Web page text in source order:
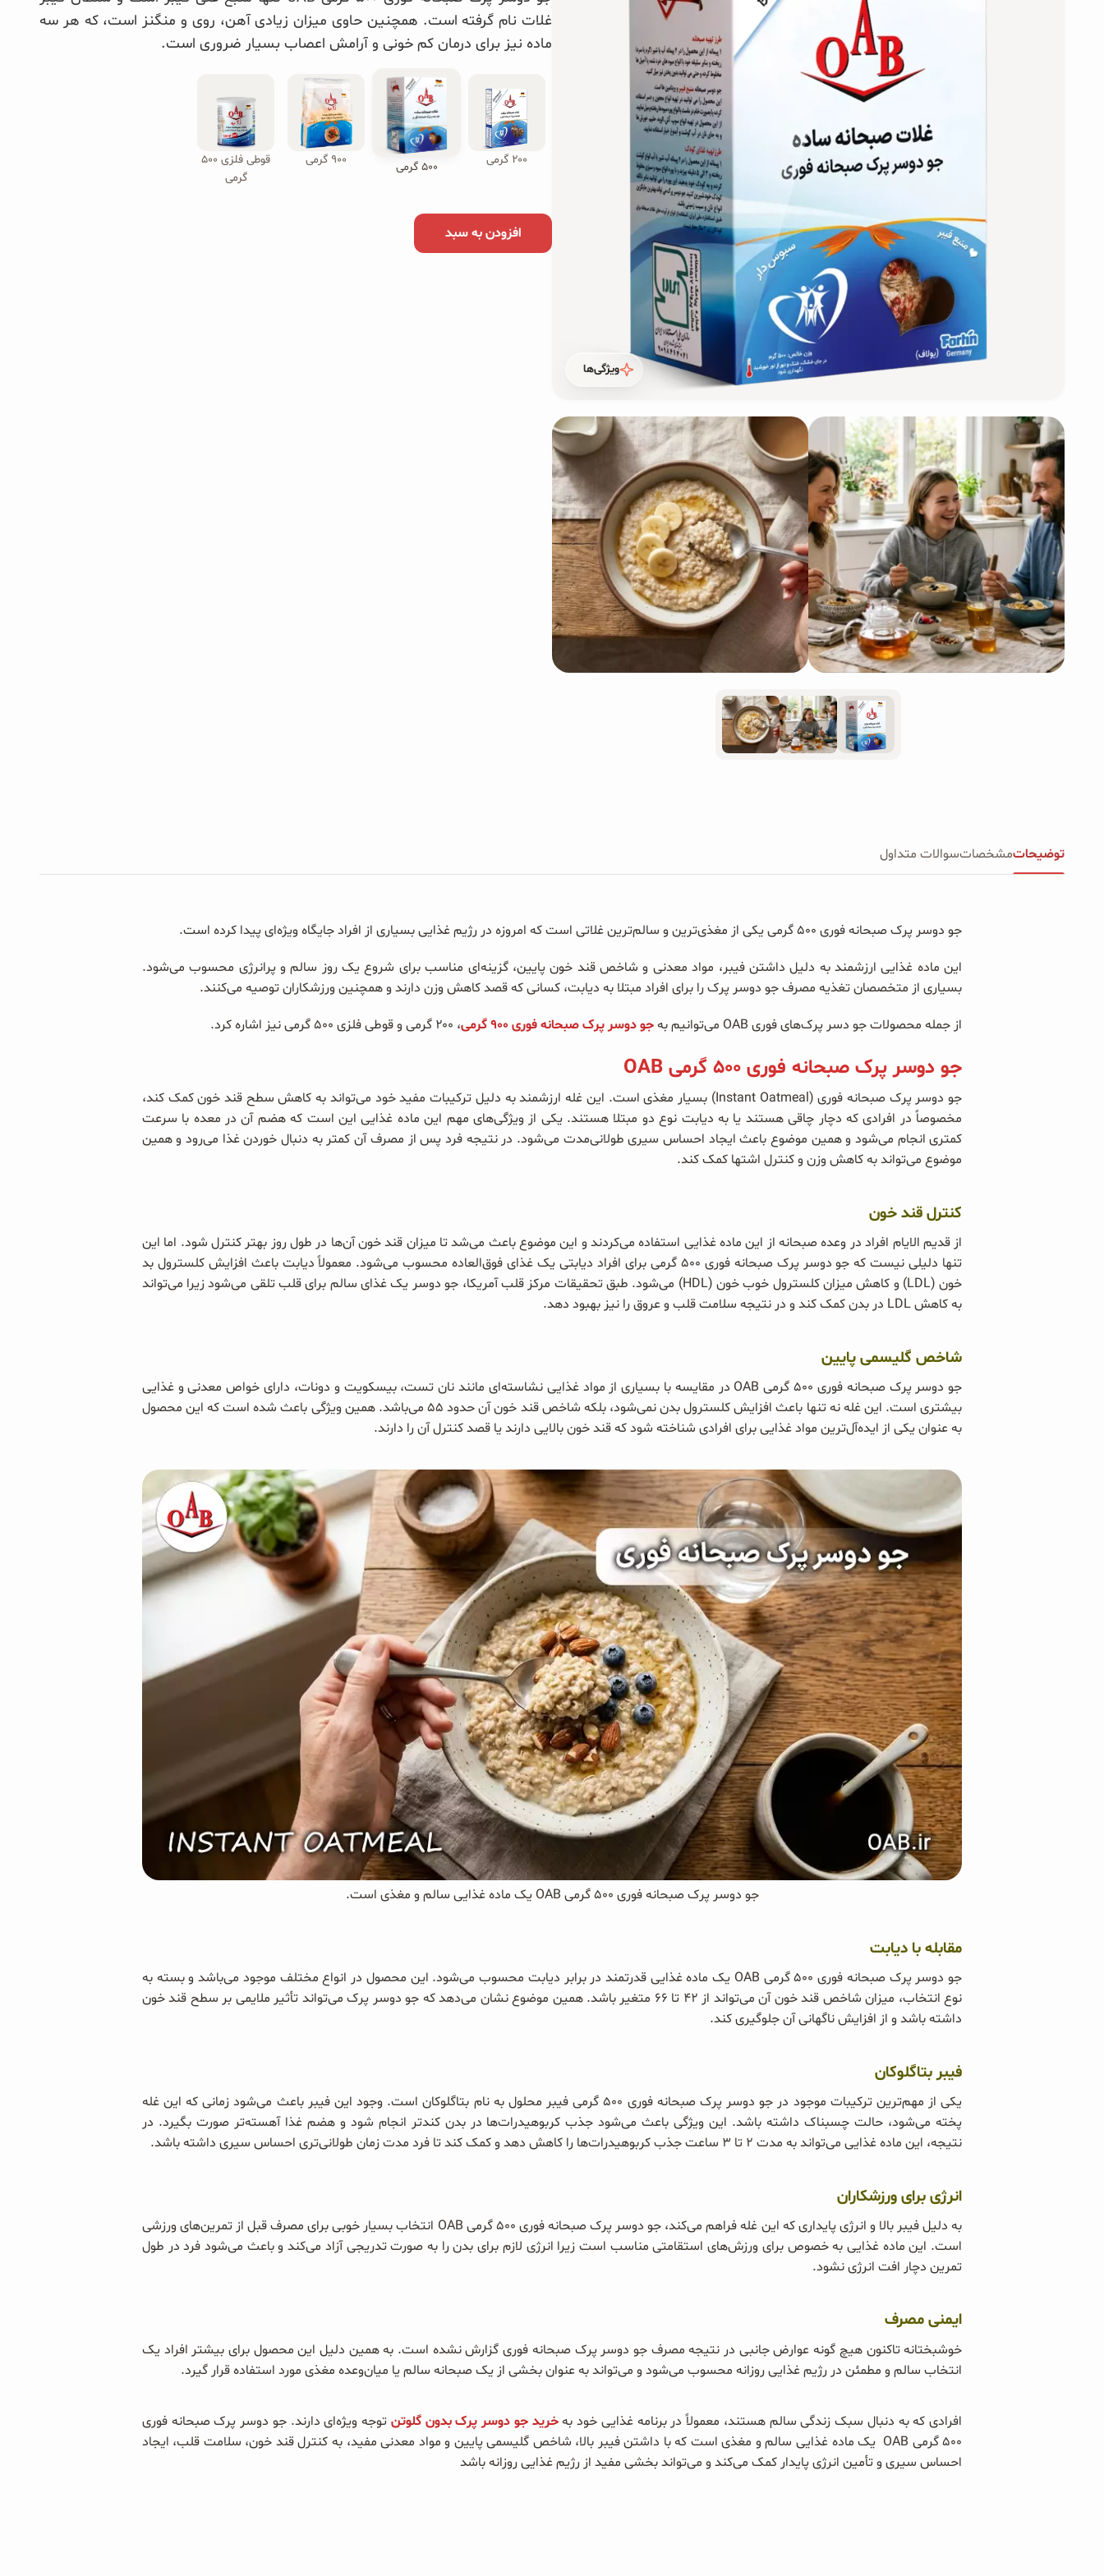
کینوا
چاشنی‌ها و سرکه‌‌ها
رایس کیک
غلات و دانه‌های سالم
صبحانه و میان وعده
پک سلامتی OAB
کتاب‌های OAB
سایر محصولات جو دوسر
میوزلی (موسلی) جو دوسر
ویژگی‌ها
غلات نام گرفته است. همچنین حاوی میزان زیادی آهن، روی و منگنز است، که هر سه
ماده نیز برای درمان کم خونی و آرامش اعصاب بسیار ضروری است.
۲۰۰ گرمی ۵۰۰ گرمی ۹۰۰ گرمی
قوطی فلزی ۵۰۰
گرمی
افزودن به سبد
توضیحاتمشخصاتسوالات متداول
جو دوسر پرک صبحانه فوری ۵۰۰ گرمی یکی از مغذی‌ترین و سالم‌ترین غلاتی است که امروزه در رژیم غذایی بسیاری از افراد جایگاه ویژه‌ای پیدا کرده است.
این ماده غذایی ارزشمند به دلیل داشتن فیبر، مواد معدنی و شاخص قند خون پایین، گزینه‌ای مناسب برای شروع یک روز سالم و پرانرژی محسوب می‌شود.
بسیاری از متخصصان تغذیه مصرف جو دوسر پرک را برای افراد مبتلا به دیابت، کسانی که قصد کاهش وزن دارند و همچنین ورزشکاران توصیه می‌کنند.
از جمله محصولات جو دسر پرک‌های فوری OAB می‌توانیم به جو دوسر پرک صبحانه فوری ۹۰۰ گرمی ، ۲۰۰ گرمی و قوطی فلزی ۵۰۰ گرمی نیز اشاره کرد.
جو دوسر پرک صبحانه فوری ۵۰۰ گرمی OAB
جو دوسر پرک صبحانه فوری (Instant Oatmeal) بسیار مغذی است. این غله ارزشمند به دلیل ترکیبات مفید خود می‌تواند به کاهش سطح قند خون کمک کند،
مخصوصاً در افرادی که دچار چاقی هستند یا به دیابت نوع دو مبتلا هستند. یکی از ویژگی‌های مهم این ماده غذایی این است که هضم آن در معده با سرعت
کمتری انجام می‌شود و همین موضوع باعث ایجاد احساس سیری طولانی‌مدت می‌شود. در نتیجه فرد پس از مصرف آن کمتر به دنبال خوردن غذا می‌رود و همین
موضوع می‌تواند به کاهش وزن و کنترل اشتها کمک کند.
کنترل قند خون
از قدیم الایام افراد در وعده صبحانه از این ماده غذایی استفاده می‌کردند و این موضوع باعث می‌شد تا میزان قند خون آن‌ها در طول روز بهتر کنترل شود. اما این
تنها دلیلی نیست که جو دوسر پرک صبحانه فوری ۵۰۰ گرمی برای افراد دیابتی یک غذای فوق‌العاده محسوب می‌شود. معمولاً دیابت باعث افزایش کلسترول بد
خون (LDL) و کاهش میزان کلسترول خوب خون (HDL) می‌شود. طبق تحقیقات مرکز قلب آمریکا، جو دوسر یک غذای سالم برای قلب تلقی می‌شود زیرا می‌تواند
به کاهش LDL در بدن کمک کند و در نتیجه سلامت قلب و عروق را نیز بهبود دهد.
شاخص گلیسمی پایین
جو دوسر پرک صبحانه فوری ۵۰۰ گرمی OAB در مقایسه با بسیاری از مواد غذایی نشاسته‌ای مانند نان تست، بیسکویت و دونات، دارای خواص معدنی و غذایی
بیشتری است. این غله نه تنها باعث افزایش کلسترول بدن نمی‌شود، بلکه شاخص قند خون آن حدود ۵۵ می‌باشد. همین ویژگی باعث شده است که این محصول
به عنوان یکی از ایده‌آل‌ترین مواد غذایی برای افرادی شناخته شود که قند خون بالایی دارند یا قصد کنترل آن را دارند.
جو دوسر پرک صبحانه فوری ۵۰۰ گرمی OAB یک ماده غذایی سالم و مغذی است.
مقابله با دیابت
جو دوسر پرک صبحانه فوری ۵۰۰ گرمی OAB یک ماده غذایی قدرتمند در برابر دیابت محسوب می‌شود. این محصول در انواع مختلف موجود می‌باشد و بسته به
نوع انتخاب، میزان شاخص قند خون آن می‌تواند از ۴۲ تا ۶۶ متغیر باشد. همین موضوع نشان می‌دهد که جو دوسر پرک می‌تواند تأثیر ملایمی بر سطح قند خون
داشته باشد و از افزایش ناگهانی آن جلوگیری کند.
فیبر بتاگلوکان
یکی از مهم‌ترین ترکیبات موجود در جو دوسر پرک صبحانه فوری ۵۰۰ گرمی فیبر محلول به نام بتاگلوکان است. وجود این فیبر باعث می‌شود زمانی که این غله
پخته می‌شود، حالت چسبناک داشته باشد. این ویژگی باعث می‌شود جذب کربوهیدرات‌ها در بدن کندتر انجام شود و هضم غذا آهسته‌تر صورت بگیرد. در
نتیجه، این ماده غذایی می‌تواند به مدت ۲ تا ۳ ساعت جذب کربوهیدرات‌ها را کاهش دهد و کمک کند تا فرد مدت زمان طولانی‌تری احساس سیری داشته باشد.
انرژی برای ورزشکاران
به دلیل فیبر بالا و انرژی پایداری که این غله فراهم می‌کند، جو دوسر پرک صبحانه فوری ۵۰۰ گرمی OAB انتخاب بسیار خوبی برای مصرف قبل از تمرین‌های ورزشی
است. این ماده غذایی به خصوص برای ورزش‌های استقامتی مناسب است زیرا انرژی لازم برای بدن را به صورت تدریجی آزاد می‌کند و باعث می‌شود فرد در طول
تمرین دچار افت انرژی نشود.
ایمنی مصرف
خوشبختانه تاکنون هیچ گونه عوارض جانبی در نتیجه مصرف جو دوسر پرک صبحانه فوری گزارش نشده است. به همین دلیل این محصول برای بیشتر افراد یک
انتخاب سالم و مطمئن در رژیم غذایی روزانه محسوب می‌شود و می‌تواند به عنوان بخشی از یک صبحانه سالم یا میان‌وعده مغذی مورد استفاده قرار گیرد.
افرادی که به دنبال سبک زندگی سالم هستند، معمولاً در برنامه غذایی خود بهخرید جو دوسر پرک بدون گلوتن توجه ویژه‌ای دارند. جو دوسر پرک صبحانه فوری
۵۰۰ گرمی OAB یک ماده غذایی سالم و مغذی است که با داشتن فیبر بالا، شاخص گلیسمی پایین و مواد معدنی مفید، به کنترل قند خون، سلامت قلب، ایجاد
احساس سیری و تأمین انرژی پایدار کمک می‌کند و می‌تواند بخشی مفید از رژیم غذایی روزانه باشد